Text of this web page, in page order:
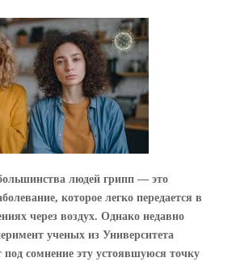
людей грипп — это
которое легко передается в
через воздух. Однако недавно
ученых из Университета
сомнение эту устоявшуюся точку